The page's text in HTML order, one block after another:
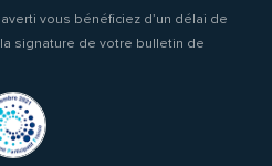
vous bénéficiez d’un délai de
signature de votre bulletin de